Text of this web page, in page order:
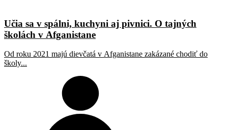
Učia sa v spálni, kuchyni aj pivnici. O tajných
školách v Afganistane
Od roku 2021 majú dievčatá v Afganistane zakázané chodiť do
školy...